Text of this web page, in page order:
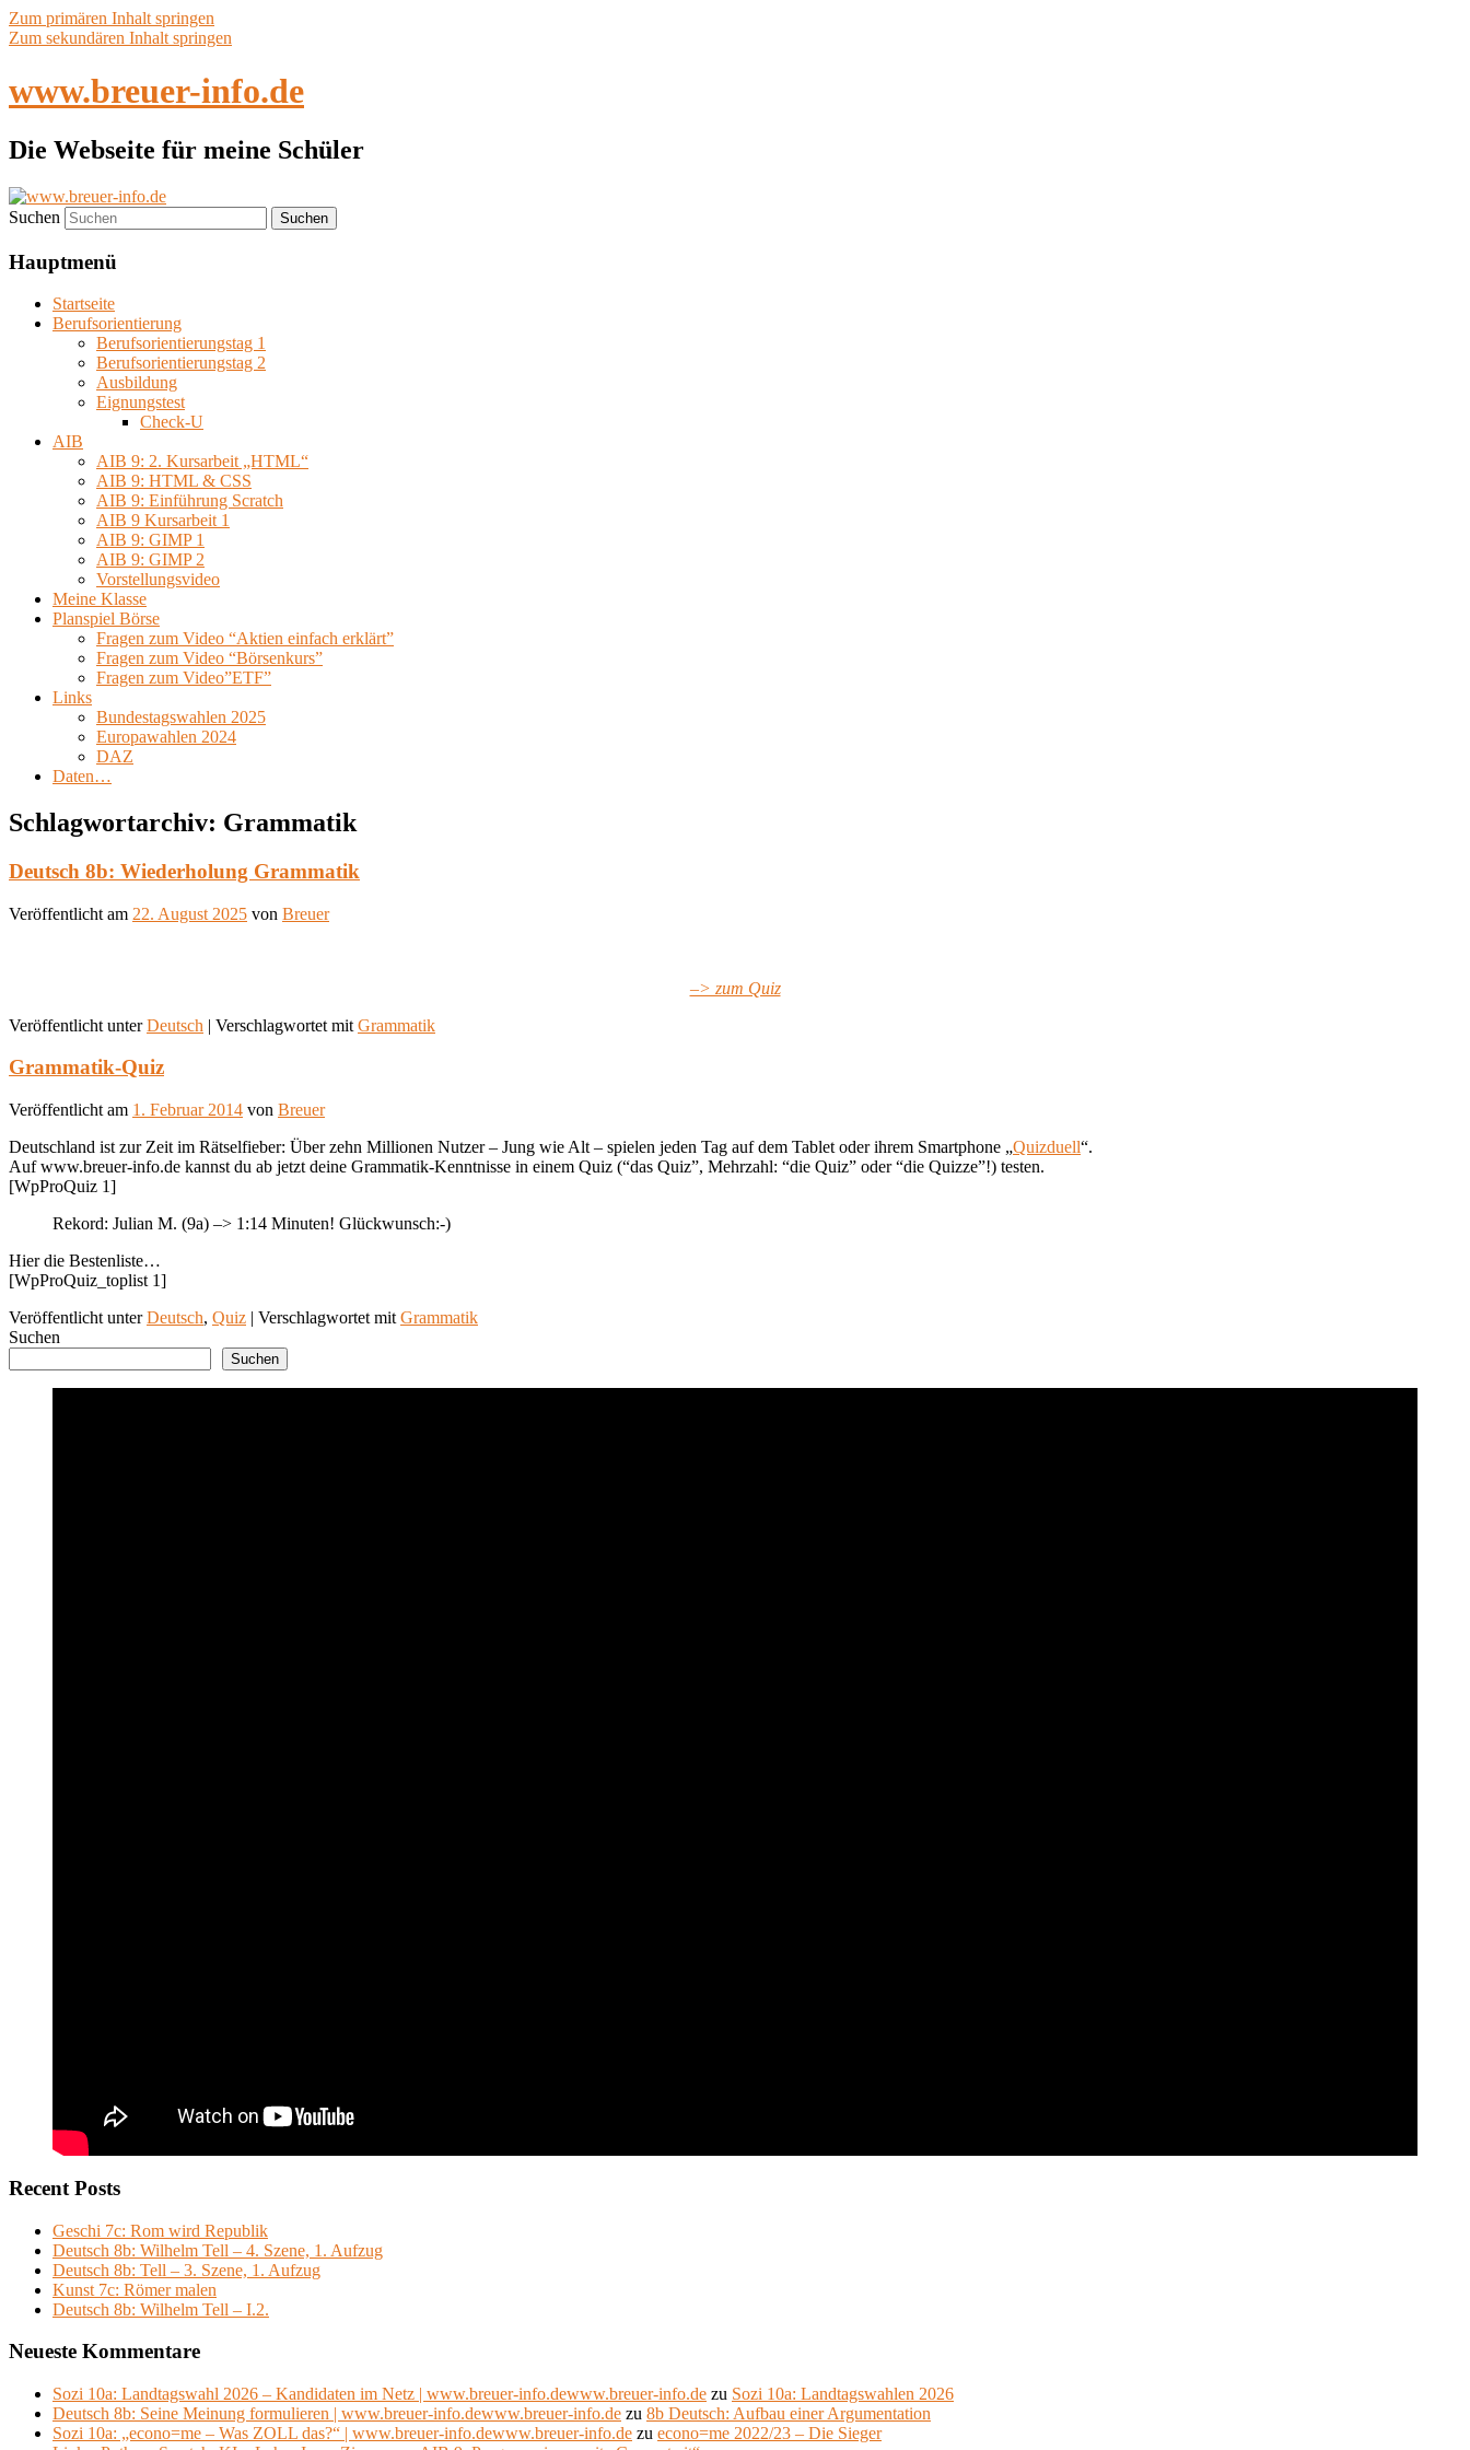
Zum primären Inhalt springen
Zum sekundären Inhalt springen
www.breuer-info.de
Die Webseite für meine Schüler
Suchen
Hauptmenü
Startseite
Berufsorientierung
Berufsorientierungstag 1
Berufsorientierungstag 2
Ausbildung
Eignungstest
Check-U
AIB
AIB 9: 2. Kursarbeit „HTML“
AIB 9: HTML & CSS
AIB 9: Einführung Scratch
AIB 9 Kursarbeit 1
AIB 9: GIMP 1
AIB 9: GIMP 2
Vorstellungsvideo
Meine Klasse
Planspiel Börse
Fragen zum Video “Aktien einfach erklärt”
Fragen zum Video “Börsenkurs”
Fragen zum Video”ETF”
Links
Bundestagswahlen 2025
Europawahlen 2024
DAZ
Daten…
Schlagwortarchiv: Grammatik
Deutsch 8b: Wiederholung Grammatik
Veröffentlicht am 22. August 2025 von Breuer
–> zum Quiz
Veröffentlicht unter Deutsch | Verschlagwortet mit Grammatik
Grammatik-Quiz
Veröffentlicht am 1. Februar 2014 von Breuer
Deutschland ist zur Zeit im Rätselfieber: Über zehn Millionen Nutzer – Jung wie Alt – spielen jeden Tag auf dem Tablet oder ihrem Smartphone „Quizduell“.
Auf www.breuer-info.de kannst du ab jetzt deine Grammatik-Kenntnisse in einem Quiz (“das Quiz”, Mehrzahl: “die Quiz” oder “die Quizze”!) testen.
[WpProQuiz 1]
Rekord: Julian M. (9a) –> 1:14 Minuten! Glückwunsch:-)
Hier die Bestenliste…
[WpProQuiz_toplist 1]
Veröffentlicht unter Deutsch, Quiz | Verschlagwortet mit Grammatik
Suchen
Suchen
Recent Posts
Geschi 7c: Rom wird Republik
Deutsch 8b: Wilhelm Tell – 4. Szene, 1. Aufzug
Deutsch 8b: Tell – 3. Szene, 1. Aufzug
Kunst 7c: Römer malen
Deutsch 8b: Wilhelm Tell – I.2.
Neueste Kommentare
Sozi 10a: Landtagswahl 2026 – Kandidaten im Netz | www.breuer-info.dewww.breuer-info.de zu Sozi 10a: Landtagswahlen 2026
Deutsch 8b: Seine Meinung formulieren | www.breuer-info.dewww.breuer-info.de zu 8b Deutsch: Aufbau einer Argumentation
Sozi 10a: „econo=me – Was ZOLL das?“ | www.breuer-info.dewww.breuer-info.de zu econo=me 2022/23 – Die Sieger